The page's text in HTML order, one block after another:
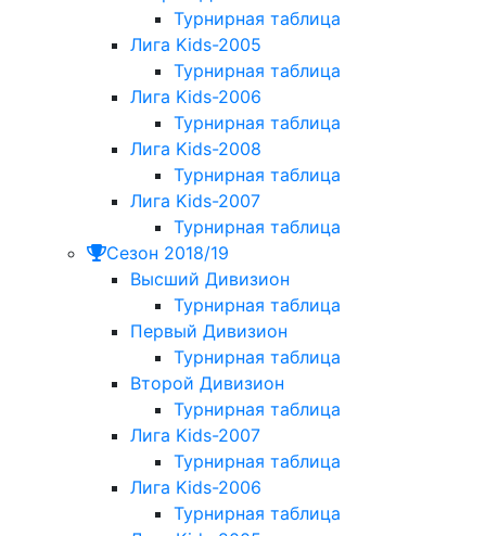
Турнирная таблица
Лига Kids-2005
Турнирная таблица
Лига Kids-2006
Турнирная таблица
Лига Kids-2008
Турнирная таблица
Лига Kids-2007
Турнирная таблица
Сезон 2018/19
Высший Дивизион
Турнирная таблица
Первый Дивизион
Турнирная таблица
Второй Дивизион
Турнирная таблица
Лига Kids-2007
Турнирная таблица
Лига Kids-2006
Турнирная таблица